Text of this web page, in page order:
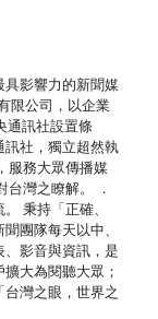
影響力的新聞媒
限公司，以企業
通訊社設置條
社，獨立超然執
服務大眾傳播媒
灣之瞭解。 ．
秉持「正確、
團隊每天以中、
影音與資訊，是
大為閱聽大眾；
灣之眼，世界之